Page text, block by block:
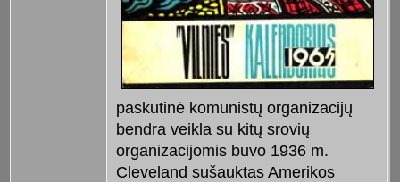
paskutinė komunistų organizacijų
bendra veikla su kitų srovių
organizacijomis buvo 1936 m.
Cleveland sušauktas Amerikos